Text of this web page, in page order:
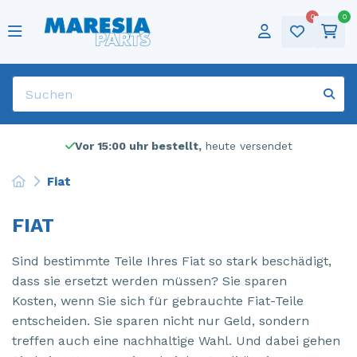
0 0
Vor 15:00 uhr bestellt,heute versendet
Fiat
FIAT
Sind bestimmte Teile Ihres Fiat so stark beschädigt,
dass sie ersetzt werden müssen? Sie sparen
Kosten, wenn Sie sich für gebrauchte Fiat-Teile
entscheiden. Sie sparen nicht nur Geld, sondern
treffen auch eine nachhaltige Wahl. Und dabei gehen
Achsschenkel rechts vorne
Anlasser
Antriebswelle links vorne
Antriebswelle links vorne
Antriebswelle rechts vorne
Einspritzdüse (Diesel)
Elektrisches Fenster Schalter
Felge
Häufig verkauft
Anhängerkupplung
Außenspiegel links
Außenspiegel rechts
Getriebe
Hutablage
Katalysator
Klimapumpe
Alle Teile anzeigen
Beliebte Marken
Audi
Citroen
Fiat
Jaguar
Lancia
Landrover
Beliebte Modelle
Alfa Romeo - 159
Alfa Romeo - Giulietta
Alfa Romeo - Mito
Citroen - C1
Citroen - C4 Cactus
Citroen - Jumpy
DS Automobiles - DS3 Crossback
Fiat - Bravo
Alle Marken anzeigen
Winterreifen
Felgen
Lpg
Häufig verkauft
English
Français
Nederlands